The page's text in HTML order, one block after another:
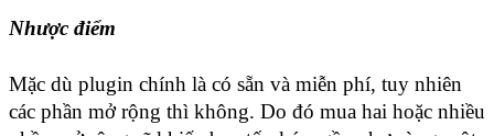
Nhược điểm
Mặc dù plugin chính là có sẵn và miễn phí, tuy nhiên
các phần mở rộng thì không. Do đó mua hai hoặc nhiều